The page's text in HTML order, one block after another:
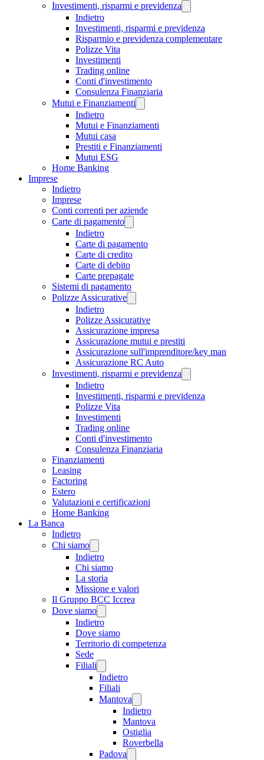
Investimenti, risparmi e previdenza
Indietro
Investimenti, risparmi e previdenza
Risparmio e previdenza complementare
Polizze Vita
Investimenti
Trading online
Conti d'investimento
Consulenza Finanziaria
Mutui e Finanziamenti
Indietro
Mutui e Finanziamenti
Mutui casa
Prestiti e Finanziamenti
Mutui ESG
Home Banking
Imprese
Indietro
Imprese
Conti correnti per aziende
Carte di pagamento
Indietro
Carte di pagamento
Carte di credito
Carte di debito
Carte prepagate
Sistemi di pagamento
Polizze Assicurative
Indietro
Polizze Assicurative
Assicurazione impresa
Assicurazione mutui e prestiti
Assicurazione sull'imprenditore/key man
Assicurazione RC Auto
Investimenti, risparmi e previdenza
Indietro
Investimenti, risparmi e previdenza
Polizze Vita
Investimenti
Trading online
Conti d'investimento
Consulenza Finanziaria
Finanziamenti
Leasing
Factoring
Estero
Valutazioni e certificazioni
Home Banking
La Banca
Indietro
Chi siamo
Indietro
Chi siamo
La storia
Missione e valori
Il Gruppo BCC Iccrea
Dove siamo
Indietro
Dove siamo
Territorio di competenza
Sede
Filiali
Indietro
Filiali
Mantova
Indietro
Mantova
Ostiglia
Roverbella
Padova